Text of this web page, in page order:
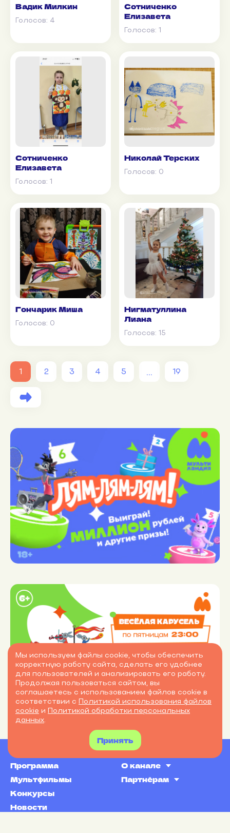
Вадик Милкин
Голосов: 4
Сотниченко
Елизавета
Голосов: 1
Сотниченко
Елизавета
Голосов: 1
Николай Терских
Голосов: 0
Гончарик Миша
Голосов: 0
Нигматуллина
Лиана
Голосов: 15
1 2 3 4 5 ... 19
Программа
Мультфильмы
Конкурсы
Новости
О канале
Партнёрам
Мы используем файлы cookie, чтобы обеспечить
корректную работу сайта, сделать его удобнее
для пользователей и анализировать его работу.
Продолжая пользоваться сайтом, вы
соглашаетесь с использованием файлов cookie в
соответствии с Политикой использования файлов
cookie и Политикой обработки персональных
данных.
Принять